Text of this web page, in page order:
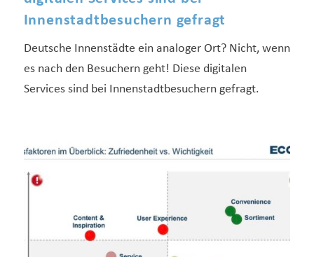
Innenstadtbesuchern gefragt
Deutsche Innenstädte ein analoger Ort? Nicht, wenn
es nach den Besuchern geht! Diese digitalen
Services sind bei Innenstadtbesuchern gefragt.